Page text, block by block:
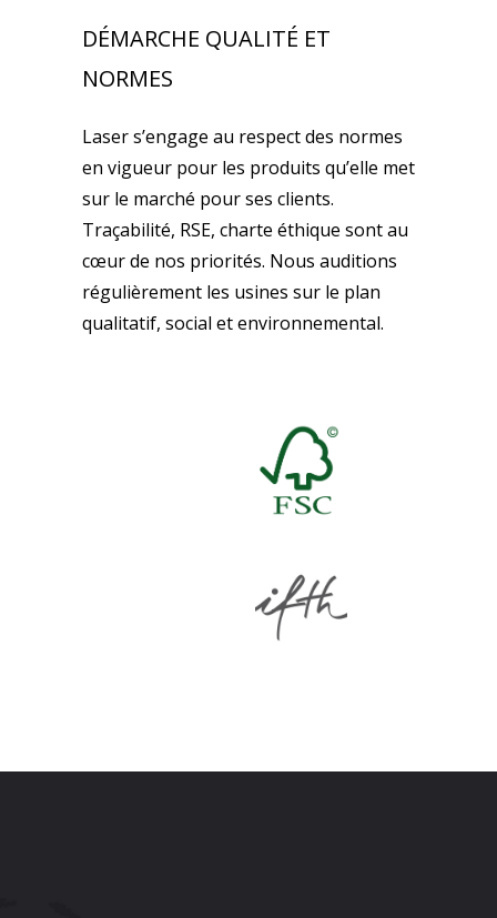
DÉMARCHE QUALITÉ ET
NORMES
Laser s’engage au respect des normes
en vigueur pour les produits qu’elle met
sur le marché pour ses clients.
Traçabilité, RSE, charte éthique sont au
cœur de nos priorités. Nous auditions
régulièrement les usines sur le plan
qualitatif, social et environnemental.